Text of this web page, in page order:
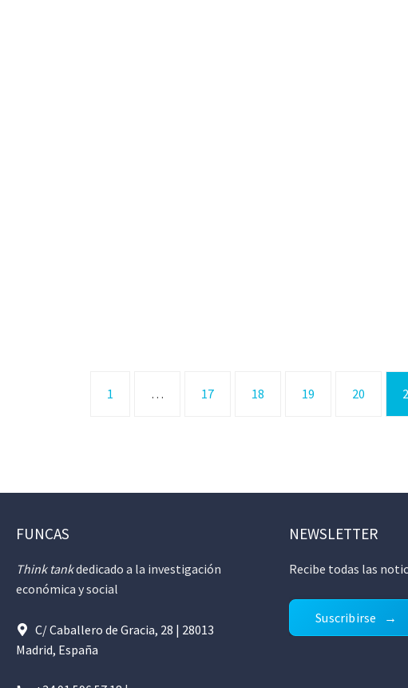
1 … 17 18 19 20
FUNCAS
Think tankdedicado a la investigación
económica y social
C/ Caballero de Gracia, 28 | 28013
Madrid, España
NEWSLETTER
Recibe todas las
Suscribirse